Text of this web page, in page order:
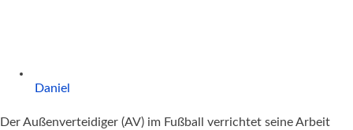
Daniel
Der Außenverteidiger (AV) im Fußball verrichtet seine Arbeit